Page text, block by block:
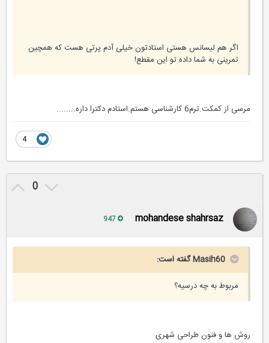
اگر هم لیسانس هستی استادتون خیلی آدم پرتی هست که همچین
تمرینی به شما داده تو این مقطع!
مرسی از کمکت.ترم6 کارشناسی هستم.استادم دکترا داره........
0
mohandese shahrsaz
Masih60 گفته است:
مربوط به چه درسیه؟
روش ها و فنون طراحی شهری